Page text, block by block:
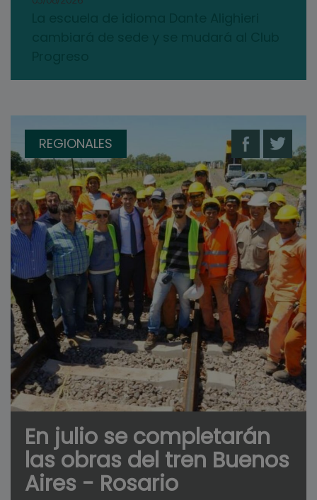
REGIONALES
En julio se completarán
las obras del tren Buenos
Aires - Rosario